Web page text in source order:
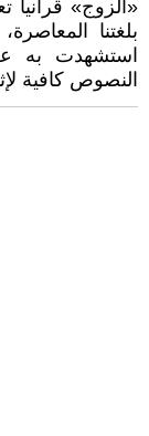
«الزوج» قرآنيا
بلغتنا
استشهدت به
النصوص كافية